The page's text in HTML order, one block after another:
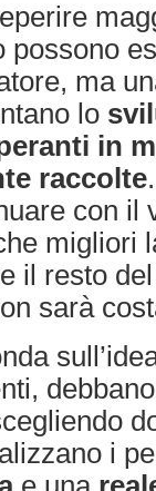
ma
lo
in
raccolte
con il
migliori
il resto
sarà
i